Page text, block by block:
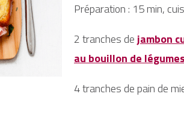
Préparation : 15 min,
2 tranches dejambon
au bouillon de
4 tranches de pain de